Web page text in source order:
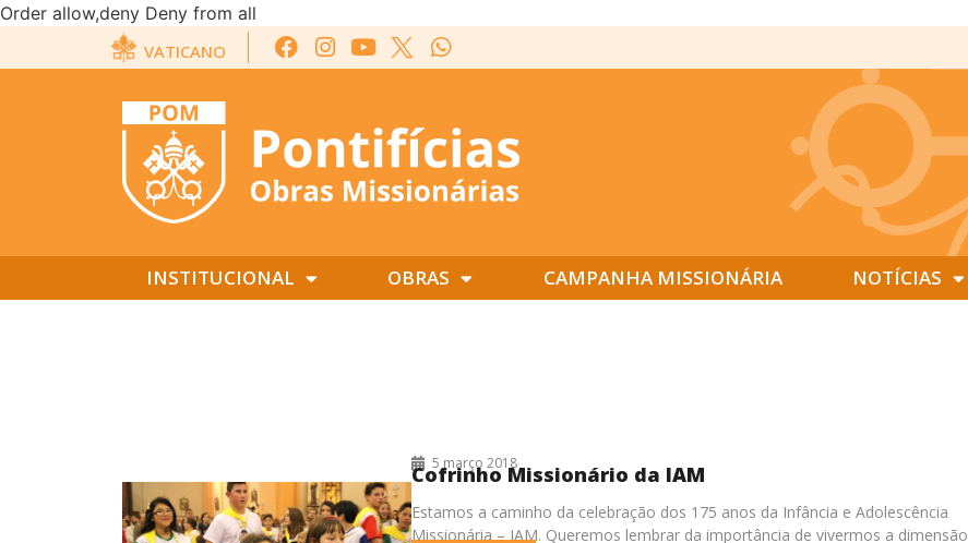
Order allow,deny Deny from all
VATICANO
INSTITUCIONAL OBRAS CAMPANHA MISSIONÁRIA NOTÍCIAS
5 março 2018
Cofrinho Missionário da IAM
Estamos a caminho da celebração dos 175 anos da Infância e Adolescência
Missionária – IAM. Queremos lembrar da importância de vivermos a dimensão